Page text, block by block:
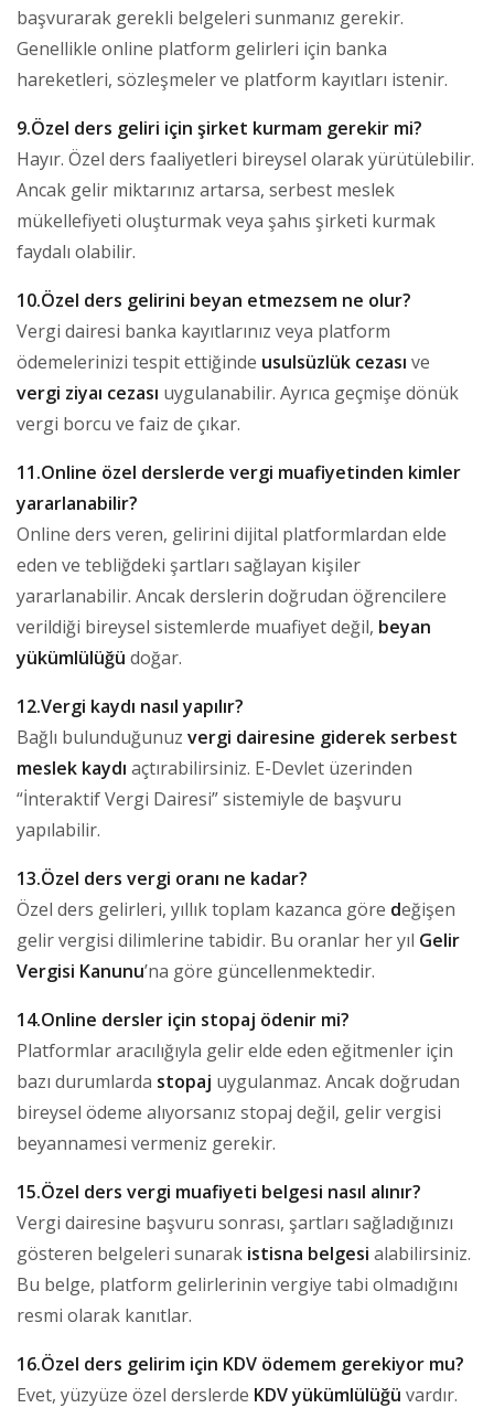
başvurarak gerekli belgeleri sunmanız gerekir.
Genellikle online platform gelirleri için banka
hareketleri, sözleşmeler ve platform kayıtları istenir.
9.Özel ders geliri için şirket kurmam gerekir mi?
Hayır. Özel ders faaliyetleri bireysel olarak yürütülebilir.
Ancak gelir miktarınız artarsa, serbest meslek
mükellefiyeti oluşturmak veya şahıs şirketi kurmak
faydalı olabilir.
10.Özel ders gelirini beyan etmezsem ne olur?
Vergi dairesi banka kayıtlarınız veya platform
ödemelerinizi tespit ettiğinde usulsüzlük cezası ve
vergi ziyaı cezası uygulanabilir. Ayrıca geçmişe dönük
vergi borcu ve faiz de çıkar.
11.Online özel derslerde vergi muafiyetinden kimler
yararlanabilir?
Online ders veren, gelirini dijital platformlardan elde
eden ve tebliğdeki şartları sağlayan kişiler
yararlanabilir. Ancak derslerin doğrudan öğrencilere
verildiği bireysel sistemlerde muafiyet değil, beyan
yükümlülüğü doğar.
12.Vergi kaydı nasıl yapılır?
Bağlı bulunduğunuz vergi dairesine giderek serbest
meslek kaydı açtırabilirsiniz. E-Devlet üzerinden
“İnteraktif Vergi Dairesi” sistemiyle de başvuru
yapılabilir.
13.Özel ders vergi oranı ne kadar?
Özel ders gelirleri, yıllık toplam kazanca göre değişen
gelir vergisi dilimlerine tabidir. Bu oranlar her yıl Gelir
Vergisi Kanunu’na göre güncellenmektedir.
14.Online dersler için stopaj ödenir mi?
Platformlar aracılığıyla gelir elde eden eğitmenler için
bazı durumlarda stopaj uygulanmaz. Ancak doğrudan
bireysel ödeme alıyorsanız stopaj değil, gelir vergisi
beyannamesi vermeniz gerekir.
15.Özel ders vergi muafiyeti belgesi nasıl alınır?
Vergi dairesine başvuru sonrası, şartları sağladığınızı
gösteren belgeleri sunarak istisna belgesi alabilirsiniz.
Bu belge, platform gelirlerinin vergiye tabi olmadığını
resmi olarak kanıtlar.
16.Özel ders gelirim için KDV ödemem gerekiyor mu?
Evet, yüzyüze özel derslerde KDV yükümlülüğü vardır.